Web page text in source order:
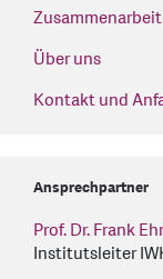
Zusammenarbeit
Über uns
Kontakt und
Ansprechpartner
Prof. Dr. Frank
Institutsleiter